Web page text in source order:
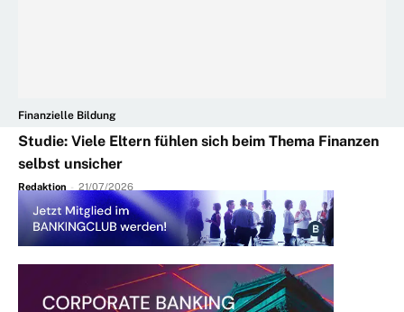
Finanzielle Bildung
Studie: Viele Eltern fühlen sich beim Thema Finanzen
selbst unsicher
Redaktion - 21/07/2026